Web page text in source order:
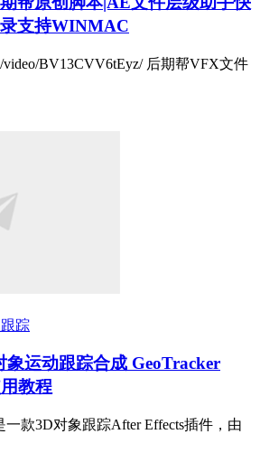
支持WINMAC
video/BV13CVV6tEyz/ 后期帮VFX文件
踪
象运动跟踪合成 GeoTracker
教程
一款3D对象跟踪After Effects插件，由